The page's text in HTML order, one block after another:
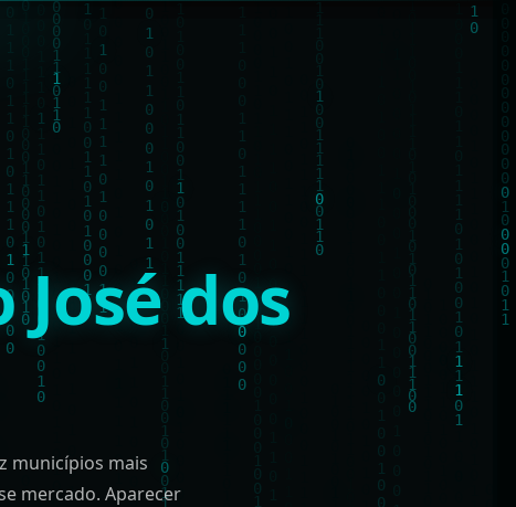
José dos
municípios mais
mercado. Aparecer